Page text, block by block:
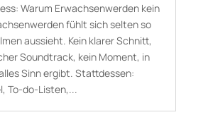
Warum Erwachsenwerden kein
fühlt sich selten so
aussieht. Kein klarer Schnitt,
Soundtrack, kein Moment, in
Sinn ergibt. Stattdessen:
To-do-Listen,...